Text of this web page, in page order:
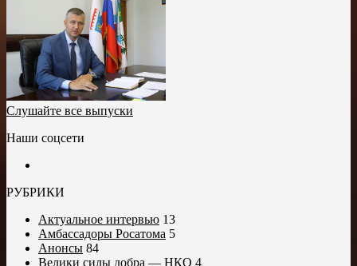
Слушайте все выпуски
Наши соцсети
РУБРИКИ
Актуальное интервью 13
Амбассадоры Росатома 5
Анонсы 84
Велики силы добра — НКО 4